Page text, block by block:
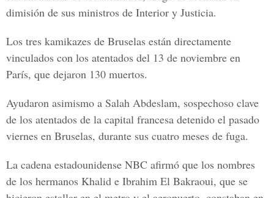
dimisión de sus ministros de Interior y Justicia.
Los tres kamikazes de Bruselas están directamente
vinculados con los atentados del 13 de noviembre en
París, que dejaron 130 muertos.
Ayudaron asimismo a Salah Abdeslam, sospechoso clave
de los atentados de la capital francesa detenido el pasado
viernes en Bruselas, durante sus cuatro meses de fuga.
La cadena estadounidense NBC afirmó que los nombres
de los hermanos Khalid e Ibrahim El Bakraoui, que se